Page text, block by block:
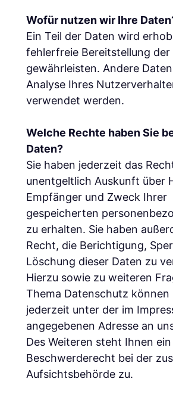
Wofür nutzen wir Ihre
Ein Teil der Daten wird
fehlerfreie Bereitstellung der
gewährleisten. Andere
Analyse Ihres
verwendet werden.
Welche Rechte haben Sie
Daten?
Sie haben jederzeit das
unentgeltlich Auskunft über
Empfänger und Zweck Ihrer
gespeicherten
zu erhalten. Sie haben
Recht, die Berichtigung,
Löschung dieser Daten zu
Hierzu sowie zu weiteren
Thema Datenschutz können
jederzeit unter der im
angegebenen Adresse an
Des Weiteren steht Ihnen ein
Beschwerderecht bei der
Aufsichtsbehörde zu.